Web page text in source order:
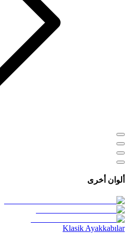
ألوان أخرى
Klasik Ayakkabılar